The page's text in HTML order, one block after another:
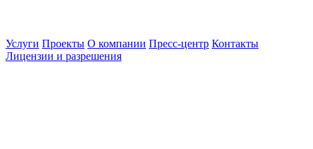
Услуги Проекты О компании Пресс-центр Контакты
Лицензии и разрешения